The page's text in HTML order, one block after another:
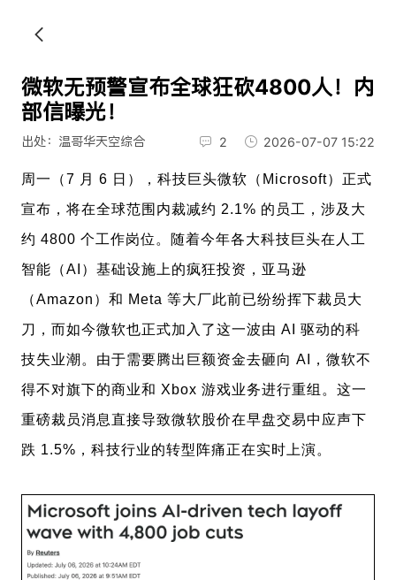
微软无预警宣布全球狂砍4800人！内
部信曝光！
出处：温哥华天空综合 2 2026-07-07 15:22
周一（7 月 6 日），科技巨头微软（Microsoft）正式
宣布，将在全球范围内裁减约 2.1% 的员工，涉及大
约 4800 个工作岗位。随着今年各大科技巨头在人工
智能（AI）基础设施上的疯狂投资，亚马逊
（Amazon）和 Meta 等大厂此前已纷纷挥下裁员大
刀，而如今微软也正式加入了这一波由 AI 驱动的科
技失业潮。由于需要腾出巨额资金去砸向 AI，微软不
得不对旗下的商业和 Xbox 游戏业务进行重组。这一
重磅裁员消息直接导致微软股价在早盘交易中应声下
跌 1.5%，科技行业的转型阵痛正在实时上演。